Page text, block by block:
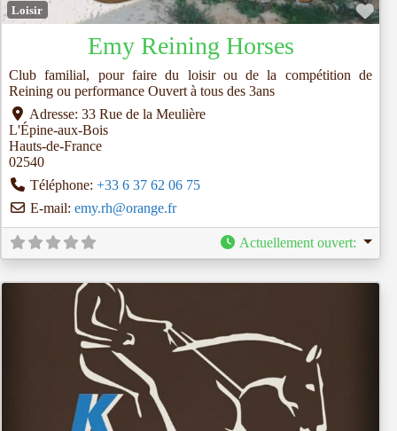
Loisir
Emy Reining Horses
Club familial, pour faire du loisir ou de la compétition de
Reining ou performance Ouvert à tous des 3ans
Adresse: 33 Rue de la Meulière
L'Épine-aux-Bois
Hauts-de-France
02540
Téléphone: +33 6 37 62 06 75
E-mail: emy.rh@orange.fr
Actuellement ouvert: